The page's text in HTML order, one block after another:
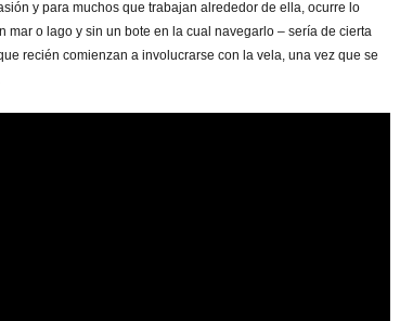
y para muchos que trabajan alrededor de ella, ocurre lo
mar o lago y sin un bote en la cual navegarlo – sería de cierta
recién comienzan a involucrarse con la vela, una vez que se